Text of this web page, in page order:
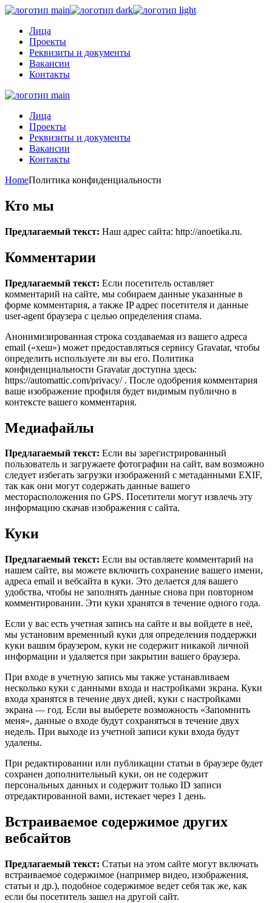
Skip
content
Лица
Проекты
Реквизиты и документы
Вакансии
Контакты
Лица
Проекты
Реквизиты и документы
Вакансии
Контакты
HomeПолитика конфиденциальности
Кто мы
Предлагаемый текст: Наш адрес сайта: http://anoetika.ru.
Комментарии
Предлагаемый текст: Если посетитель оставляет
комментарий на сайте, мы собираем данные указанные в
форме комментария, а также IP адрес посетителя и данные
user-agent браузера с целью определения спама.
Анонимизированная строка создаваемая из вашего адреса
email («хеш») может предоставляться сервису Gravatar, чтобы
определить используете ли вы его. Политика
конфиденциальности Gravatar доступна здесь:
https://automattic.com/privacy/ . После одобрения комментария
ваше изображение профиля будет видимым публично в
контексте вашего комментария.
Медиафайлы
Предлагаемый текст: Если вы зарегистрированный
пользователь и загружаете фотографии на сайт, вам возможно
следует избегать загрузки изображений с метаданными EXIF,
так как они могут содержать данные вашего
месторасположения по GPS. Посетители могут извлечь эту
информацию скачав изображения с сайта.
Куки
Предлагаемый текст: Если вы оставляете комментарий на
нашем сайте, вы можете включить сохранение вашего имени,
адреса email и вебсайта в куки. Это делается для вашего
удобства, чтобы не заполнять данные снова при повторном
комментировании. Эти куки хранятся в течение одного года.
Если у вас есть учетная запись на сайте и вы войдете в неё,
мы установим временный куки для определения поддержки
куки вашим браузером, куки не содержит никакой личной
информации и удаляется при закрытии вашего браузера.
При входе в учетную запись мы также устанавливаем
несколько куки с данными входа и настройками экрана. Куки
входа хранятся в течение двух дней, куки с настройками
экрана — год. Если вы выберете возможность «Запомнить
меня», данные о входе будут сохраняться в течение двух
недель. При выходе из учетной записи куки входа будут
удалены.
При редактировании или публикации статьи в браузере будет
сохранен дополнительный куки, он не содержит
персональных данных и содержит только ID записи
отредактированной вами, истекает через 1 день.
Встраиваемое содержимое других
вебсайтов
Предлагаемый текст: Статьи на этом сайте могут включать
встраиваемое содержимое (например видео, изображения,
статьи и др.), подобное содержимое ведет себя так же, как
если бы посетитель зашел на другой сайт.